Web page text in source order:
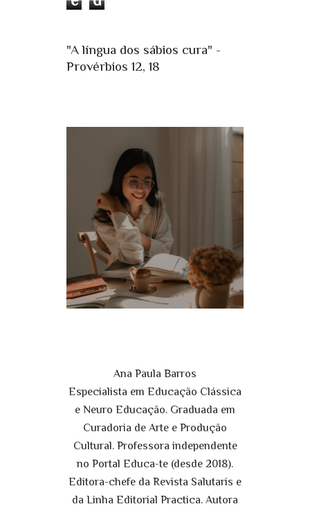
"A língua dos sábios cura" -
Provérbios 12, 18
Ana Paula Barros
Especialista em Educação Clássica
e Neuro Educação. Graduada em
Curadoria de Arte e Produção
Cultural. Professora independente
no Portal Educa-te (desde 2018).
Editora-chefe da Revista Salutaris e
da Linha Editorial Practica. Autora